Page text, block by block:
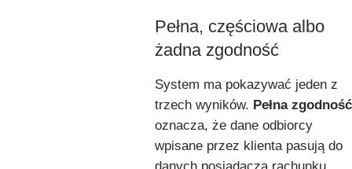
Pełna, częściowa albo
żadna zgodność
System ma pokazywać jeden z
trzech wyników. Pełna zgodność
oznacza, że dane odbiorcy
wpisane przez klienta pasują do